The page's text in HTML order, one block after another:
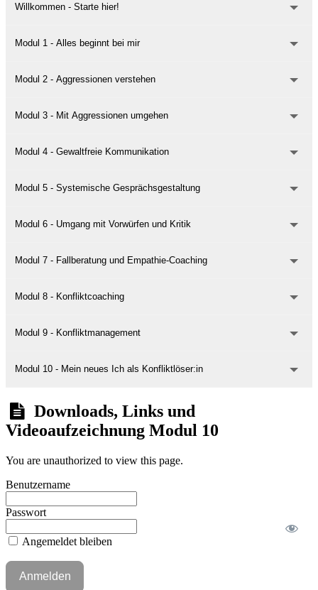
Willkommen - Starte hier!
Modul 1 - Alles beginnt bei mir
Modul 2 - Aggressionen verstehen
Modul 3 - Mit Aggressionen umgehen
Modul 4 - Gewaltfreie Kommunikation
Modul 5 - Systemische Gesprächsgestaltung
Modul 6 - Umgang mit Vorwürfen und Kritik
Modul 7 - Fallberatung und Empathie-Coaching
Modul 8 - Konfliktcoaching
Modul 9 - Konfliktmanagement
Modul 10 - Mein neues Ich als Konfliktlöser:in
Downloads, Links und
Videoaufzeichnung Modul 10
You are unauthorized to view this page.
Benutzername
Passwort
Angemeldet bleiben